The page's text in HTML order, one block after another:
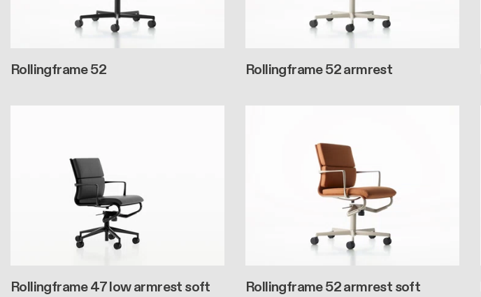
Rollingframe 52 Rollingframe 52 armrest
Rollingframe 47 low armrest soft Rollingframe 52 armrest soft